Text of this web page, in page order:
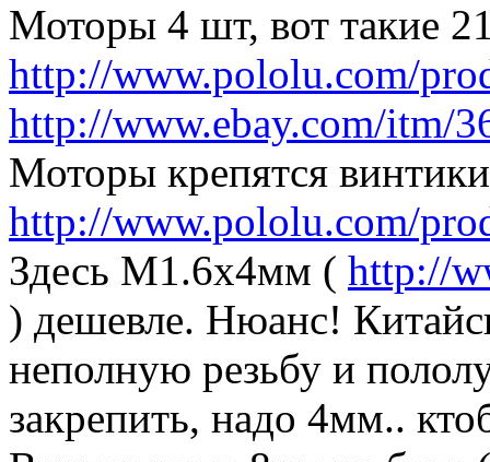
Моторы 4 шт, вот такие
http://www.pololu.com/
http://www.ebay.com/itm/
Моторы крепятся
http://www.pololu.com/
Здесь M1.6x4мм ( http://
) дешевле. Нюанс!
неполную резьбу и
закрепить, надо 4мм..